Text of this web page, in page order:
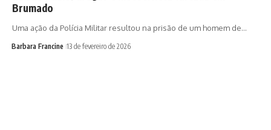
Brumado
Uma ação da Polícia Militar resultou na prisão de um homem de…
Barbara Francine 13 de fevereiro de 2026